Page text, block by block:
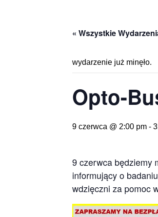
« Wszystkie
wydarzenie już minęło.
Opto-
9 czerwca @ 2:00 pm -
9 czerwca będziemy
informujący o
wdzięczni za pomoc